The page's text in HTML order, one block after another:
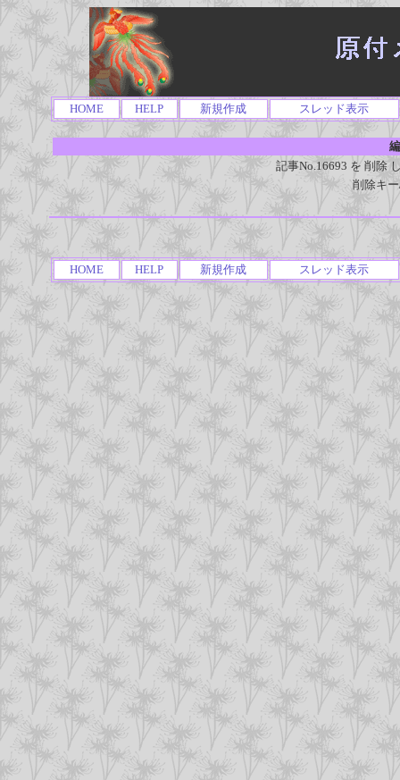
HOME HELP 新規作成 スレッド表示
記事No.16693 を 削除
削除キ
HOME HELP 新規作成 スレッド表示